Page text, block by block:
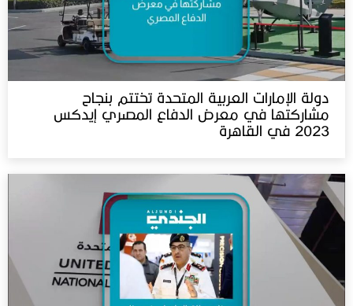
دولة الإمارات العربية المتحدة تختتم بنجاح
مشاركتها في معرض الدفاع المصري إيدكس
2023 في القاهرة